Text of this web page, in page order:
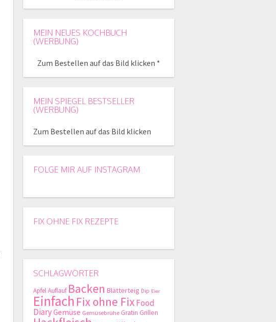
MEIN NEUES KOCHBUCH
(WERBUNG)
Zum Bestellen auf das Bild klicken *
MEIN SPIEGEL BESTSELLER
(WERBUNG)
Zum Bestellen auf das Bild klicken
FOLGE MIR AUF INSTAGRAM
FIX OHNE FIX REZEPTE
SCHLAGWÖRTER
ApfelAuflauf Backen Blätterteig Dip Eier
Einfach Fix ohne FixFood
DiaryGemüse Gemüsebrühe Gratin Grillen